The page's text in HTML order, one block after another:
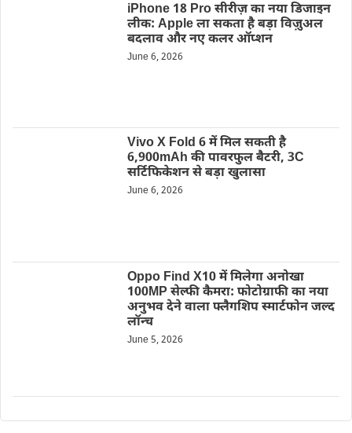
iPhone 18 Pro सीरीज़ का नया डिजाइन
लीक: Apple ला सकता है बड़ा विज़ुअल
बदलाव और नए कलर ऑप्शन
June 6, 2026
Vivo X Fold 6 में मिल सकती है
6,900mAh की पावरफुल बैटरी, 3C
सर्टिफिकेशन से बड़ा खुलासा
June 6, 2026
Oppo Find X10 में मिलेगा अनोखा
100MP सेल्फी कैमरा: फोटोग्राफी का नया
अनुभव देने वाला फ्लैगशिप स्मार्टफोन जल्द
लॉन्च
June 5, 2026